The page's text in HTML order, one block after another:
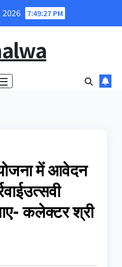
2026 7:49:28 PM
में आवेदन
कलेक्टर श्री